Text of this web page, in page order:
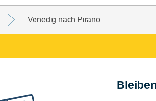
Venedig nach Pirano